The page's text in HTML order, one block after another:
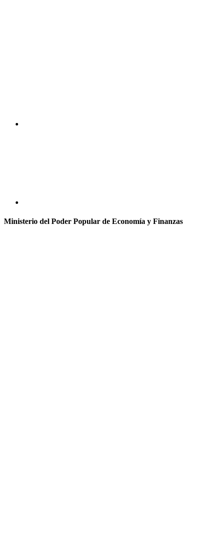
Ministerio del Poder Popular de Economía y Finanzas